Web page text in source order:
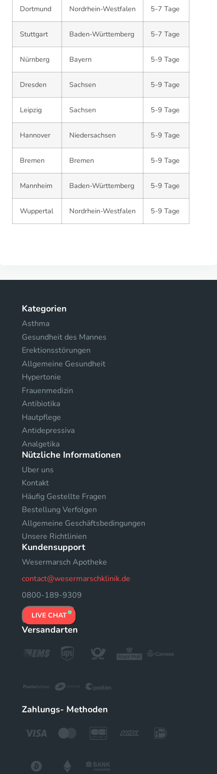
Dortmund Nordrhein-Westfalen 5-7 Tage
Stuttgart Baden-Württemberg 5-7 Tage
Nürnberg Bayern 5-9 Tage
Dresden Sachsen 5-9 Tage
Leipzig Sachsen 5-9 Tage
Hannover Niedersachsen 5-9 Tage
Bremen Bremen 5-9 Tage
Mannheim Baden-Württemberg 5-9 Tage
Wuppertal Nordrhein-Westfalen 5-9 Tage
Kategorien
Asthma
Gesundheit des Mannes
Erektionsstörungen
Allgemeine Gesundheit
Hypertonie
Frauenmedizin
Antibiotika
Hautpflege
Antidepressiva
Analgetika
Nützliche Informationen
Uber uns
Kontakt
Häufig Gestellte Fragen
Bestellung Verfolgen
Allgemeine Geschäftsbedingungen
Unsere Richtlinien
Kundensupport
Wesermarsch Apotheke
contact@wesermarschklinik.de
0800-189-9309
LIVE CHAT
Versandarten
Zahlungs- Methoden